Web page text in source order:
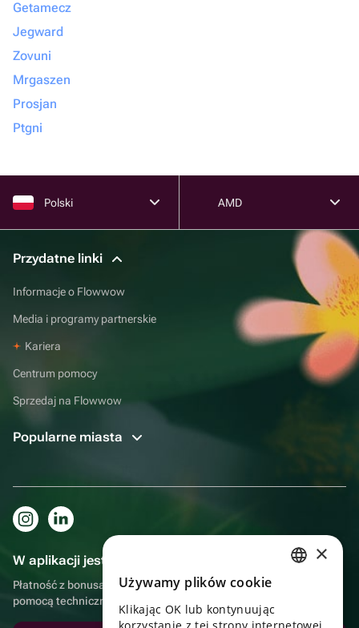
Getamecz
Jegward
Zovuni
Mrgaszen
Prosjan
Ptgni
Polski AMD
Przydatne linki
Informacje o Flowwow
Media i programy partnerskie
Kariera
Centrum pomocy
Sprzedaj na Flowwow
Popularne miasta
W aplikacji jest to jeszcze wygodniejsze!
Płatność z bonusami, samodzielna dostawa, wygodny czat z
pomocą techniczną
×
Używamy plików cookie
Klikając OK lub kontynuując